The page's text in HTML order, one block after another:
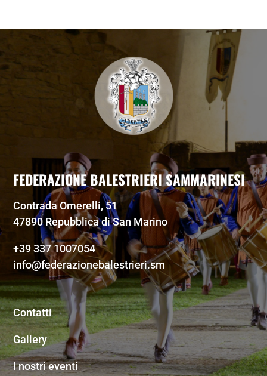
FEDERAZIONE BALESTRIERI SAMMARINESI
Contrada Omerelli, 51
47890 Repubblica di San Marino
+39 337 1007054
info@federazionebalestrieri.sm
Contatti
Gallery
I nostri eventi